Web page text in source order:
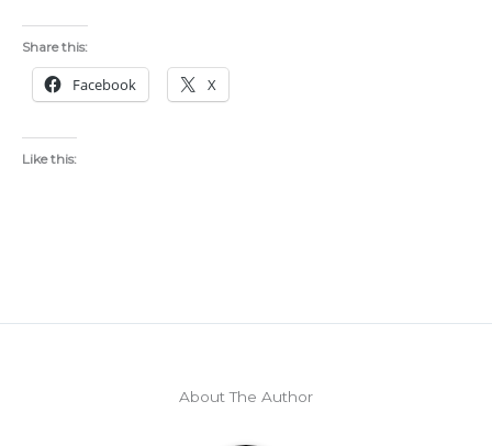
Share this:
Facebook X
Like this:
About The Author